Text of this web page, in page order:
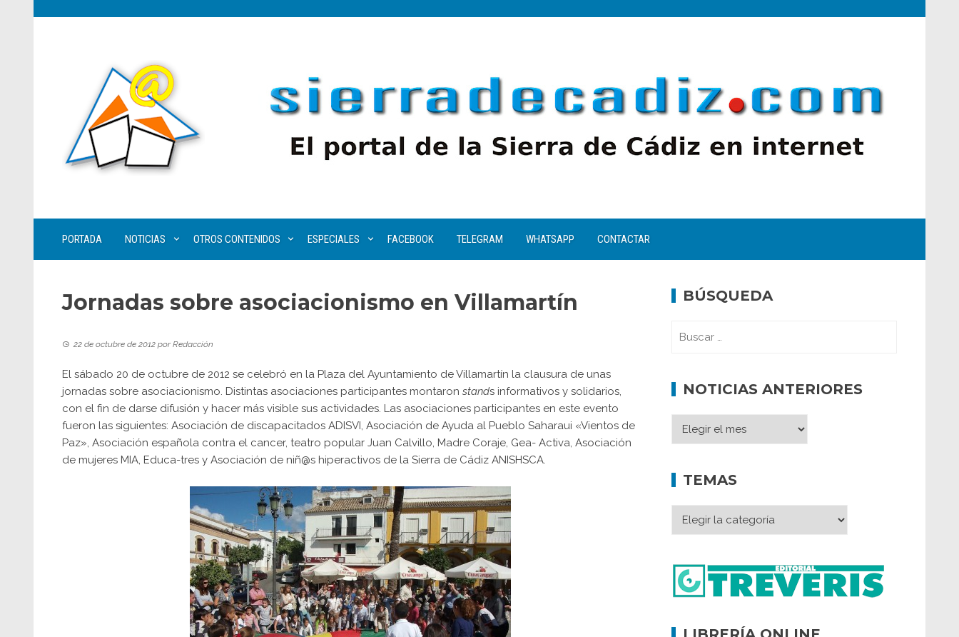
PORTADA NOTICIAS OTROS CONTENIDOS ESPECIALES FACEBOOK TELEGRAM WHATSAPP CONTACTAR
Jornadas sobre asociacionismo en Villamartín
22 de octubre de 2012 porRedacción
El sábado 20 de octubre de 2012 se celebró en la Plaza del Ayuntamiento de Villamartín la clausura de unas
jornadas sobre asociacionismo. Distintas asociaciones participantes montaron stands informativos y solidarios,
con el fin de darse difusión y hacer más visible sus actividades. Las asociaciones participantes en este evento
fueron las siguientes: Asociación de discapacitados ADISVI, Asociación de Ayuda al Pueblo Saharaui «Vientos de
Paz», Asociación española contra el cancer, teatro popular Juan Calvillo, Madre Coraje, Gea- Activa, Asociación
de mujeres MIA, Educa-tres y Asociación de niñ@s hiperactivos de la Sierra de Cádiz ANISHSCA.
BÚSQUEDA
NOTICIAS ANTERIORES
TEMAS